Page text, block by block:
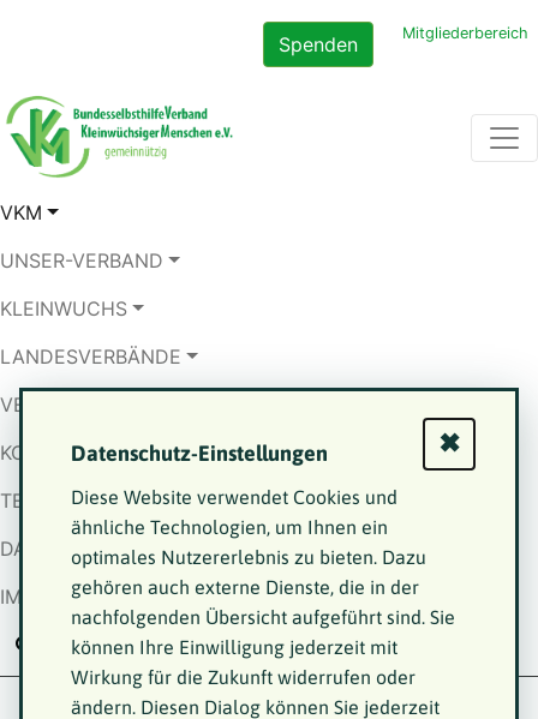
Spenden Mitgliederbereich
VKM
UNSER-VERBAND
KLEINWUCHS
LANDESVERBÄNDE
VERÖFFENTLICHUNGEN
KONTAKT
TERMINE
DATENSCHUTZ
IMPRESSUM
Datenschutz-Einstellungen
Diese Website verwendet Cookies und
ähnliche Technologien, um Ihnen ein
optimales Nutzererlebnis zu bieten. Dazu
gehören auch externe Dienste, die in der
nachfolgenden Übersicht aufgeführt sind. Sie
können Ihre Einwilligung jederzeit mit
Wirkung für die Zukunft widerrufen oder
ändern. Diesen Dialog können Sie jederzeit
✖